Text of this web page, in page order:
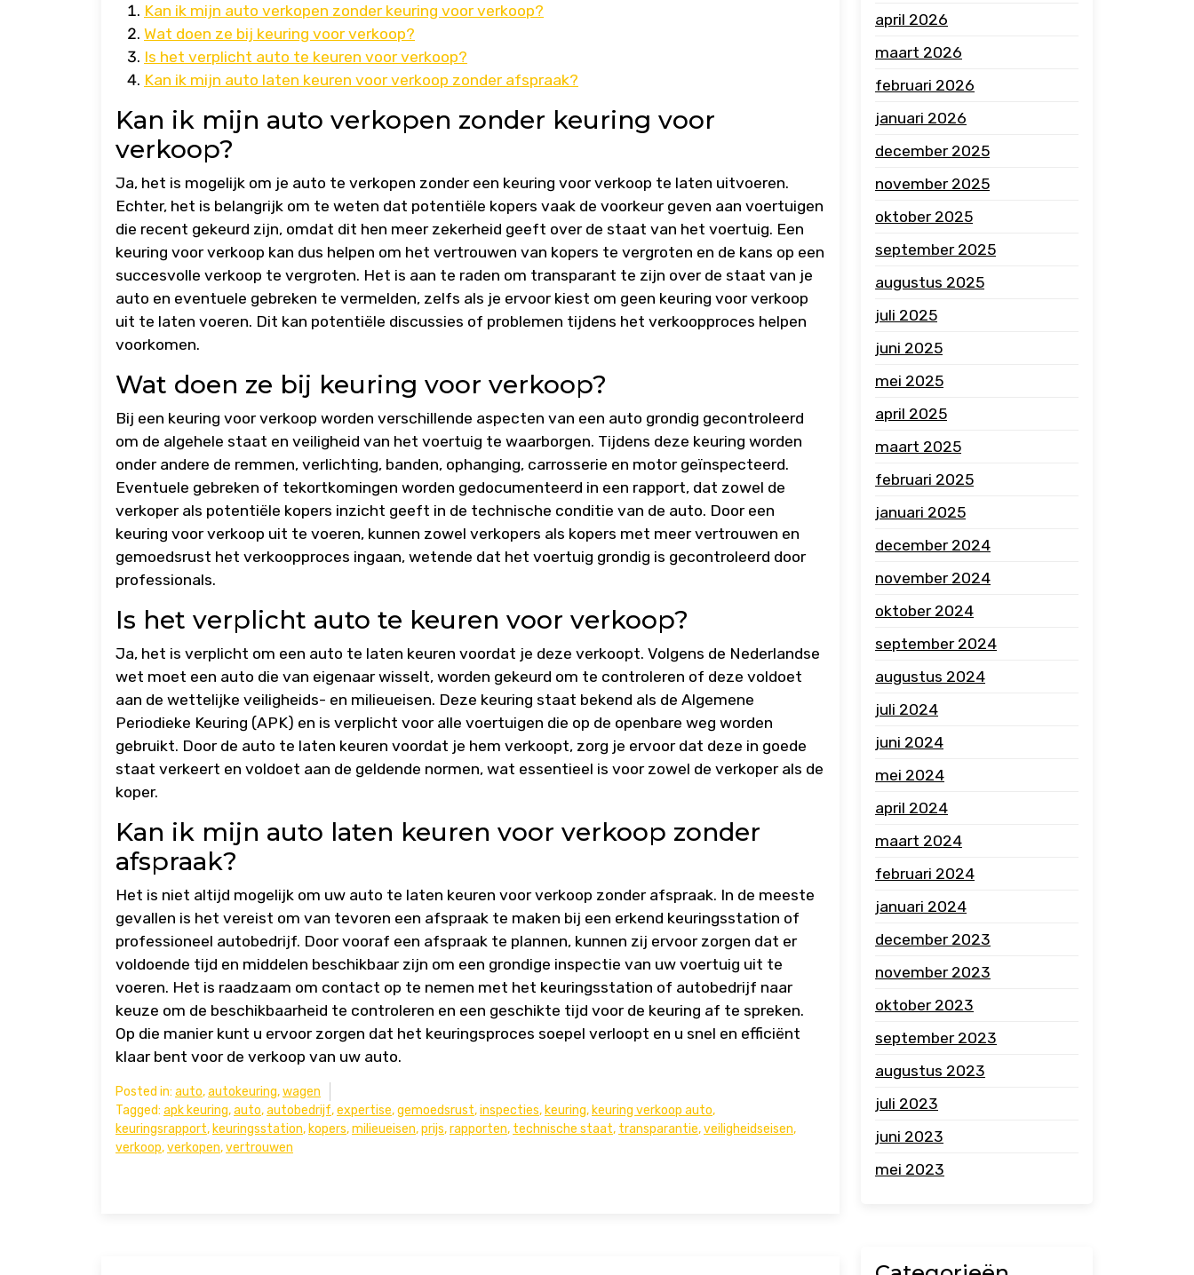
Kan ik mijn auto verkopen zonder keuring voor verkoop?
Wat doen ze bij keuring voor verkoop?
Is het verplicht auto te keuren voor verkoop?
Kan ik mijn auto laten keuren voor verkoop zonder afspraak?
Kan ik mijn auto verkopen zonder keuring voor
verkoop?
Ja, het is mogelijk om je auto te verkopen zonder een keuring voor verkoop te laten uitvoeren.
Echter, het is belangrijk om te weten dat potentiële kopers vaak de voorkeur geven aan voertuigen
die recent gekeurd zijn, omdat dit hen meer zekerheid geeft over de staat van het voertuig. Een
keuring voor verkoop kan dus helpen om het vertrouwen van kopers te vergroten en de kans op een
succesvolle verkoop te vergroten. Het is aan te raden om transparant te zijn over de staat van je
auto en eventuele gebreken te vermelden, zelfs als je ervoor kiest om geen keuring voor verkoop
uit te laten voeren. Dit kan potentiële discussies of problemen tijdens het verkoopproces helpen
voorkomen.
Wat doen ze bij keuring voor verkoop?
Bij een keuring voor verkoop worden verschillende aspecten van een auto grondig gecontroleerd
om de algehele staat en veiligheid van het voertuig te waarborgen. Tijdens deze keuring worden
onder andere de remmen, verlichting, banden, ophanging, carrosserie en motor geïnspecteerd.
Eventuele gebreken of tekortkomingen worden gedocumenteerd in een rapport, dat zowel de
verkoper als potentiële kopers inzicht geeft in de technische conditie van de auto. Door een
keuring voor verkoop uit te voeren, kunnen zowel verkopers als kopers met meer vertrouwen en
gemoedsrust het verkoopproces ingaan, wetende dat het voertuig grondig is gecontroleerd door
professionals.
Is het verplicht auto te keuren voor verkoop?
Ja, het is verplicht om een auto te laten keuren voordat je deze verkoopt. Volgens de Nederlandse
wet moet een auto die van eigenaar wisselt, worden gekeurd om te controleren of deze voldoet
aan de wettelijke veiligheids- en milieueisen. Deze keuring staat bekend als de Algemene
Periodieke Keuring (APK) en is verplicht voor alle voertuigen die op de openbare weg worden
gebruikt. Door de auto te laten keuren voordat je hem verkoopt, zorg je ervoor dat deze in goede
staat verkeert en voldoet aan de geldende normen, wat essentieel is voor zowel de verkoper als de
koper.
Kan ik mijn auto laten keuren voor verkoop zonder
afspraak?
Het is niet altijd mogelijk om uw auto te laten keuren voor verkoop zonder afspraak. In de meeste
gevallen is het vereist om van tevoren een afspraak te maken bij een erkend keuringsstation of
professioneel autobedrijf. Door vooraf een afspraak te plannen, kunnen zij ervoor zorgen dat er
voldoende tijd en middelen beschikbaar zijn om een grondige inspectie van uw voertuig uit te
voeren. Het is raadzaam om contact op te nemen met het keuringsstation of autobedrijf naar
keuze om de beschikbaarheid te controleren en een geschikte tijd voor de keuring af te spreken.
Op die manier kunt u ervoor zorgen dat het keuringsproces soepel verloopt en u snel en efficiënt
klaar bent voor de verkoop van uw auto.
Posted in: auto,autokeuring,wagen
Tagged: apk keuring,auto,autobedrijf,expertise,gemoedsrust,inspecties, keuring, keuring verkoop auto,
keuringsrapport, keuringsstation, kopers,milieueisen,prijs,rapporten, technische staat, transparantie,veiligheidseisen,
verkoop,verkopen,vertrouwen
april 2026
maart 2026
februari 2026
januari 2026
december 2025
november 2025
oktober 2025
september 2025
augustus 2025
juli 2025
juni 2025
mei 2025
april 2025
maart 2025
februari 2025
januari 2025
december 2024
november 2024
oktober 2024
september 2024
augustus 2024
juli 2024
juni 2024
mei 2024
april 2024
maart 2024
februari 2024
januari 2024
december 2023
november 2023
oktober 2023
september 2023
augustus 2023
juli 2023
juni 2023
mei 2023